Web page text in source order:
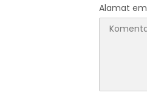
Alamat